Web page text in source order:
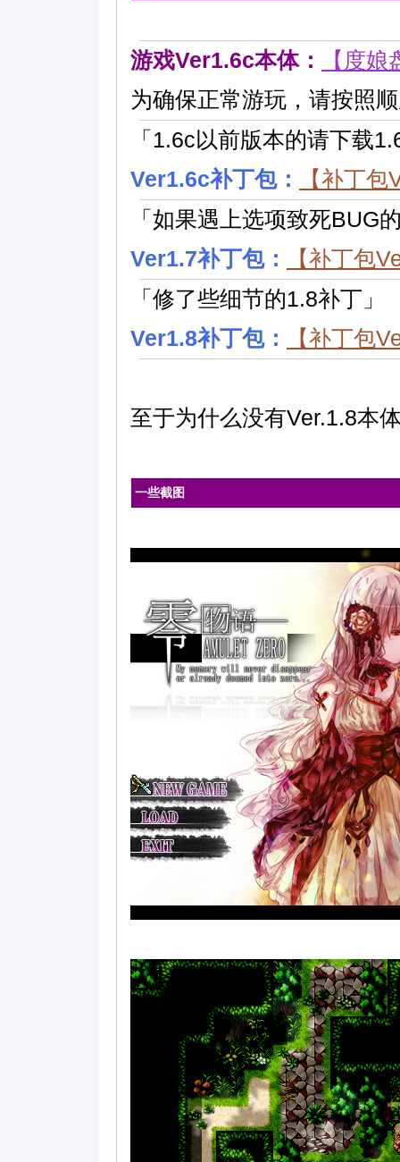
游戏Ver1.6c本体：
【度
为确保正常游玩，请按照
「1.6c以前版本的请下载
Ver1.6c补丁包：
【补丁
「如果遇上选项致死BUG
Ver1.7补丁包：
【补丁包
「修了些细节的1.8补丁」
Ver1.8补丁包：
【补丁包
至于为什么没有Ver.1.8
一些截图